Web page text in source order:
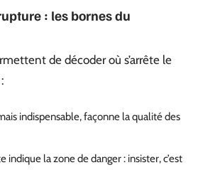
: les bornes du
de décoder où s’arrête le
indispensable, façonne la qualité des
indique la zone de danger : insister, c’est